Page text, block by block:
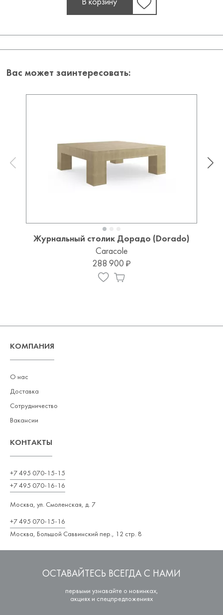
В корзину
Вас может заинтересовать:
Журнальный столик Дорадо (Dorado)
Caracole
288 900
КОМПАНИЯ
О нас
Доставка
Сотрудничество
Вакансии
КОНТАКТЫ
+7 495 070-15-15
+7 495 070-16-16
Москва, ул. Смоленская, д. 7
+7 495 070-15-16
Москва, Большой Саввинский пер., 12 стр. 8
ОСТАВАЙТЕСЬ ВСЕГДА С НАМИ
первыми узнавайте о новинках,
акциях и спецпредложениях